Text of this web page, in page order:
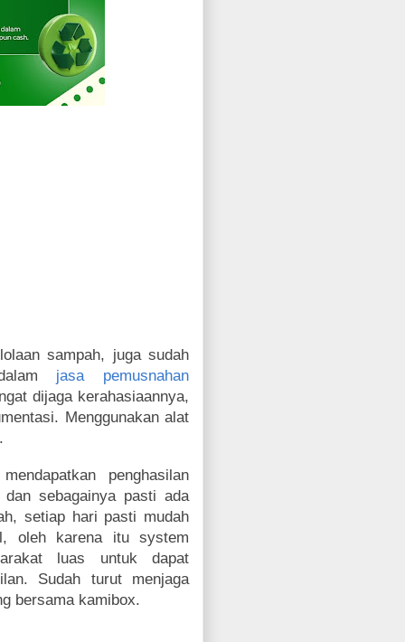
sampah, juga sudah
jasa pemusnahan
dijaga kerahasiaannya,
Menggunakan alat
penghasilan
sebagainya pasti ada
setiap hari pasti mudah
oleh karena itu system
luas untuk dapat
Sudah turut menjaga
bersama kamibox.